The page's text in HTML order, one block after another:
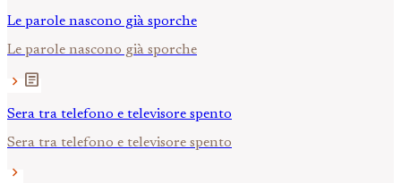
Le parole nascono già sporche
Le parole nascono già sporche
chevron_right article
Sera tra telefono e televisore spento
Sera tra telefono e televisore spento
chevron_right